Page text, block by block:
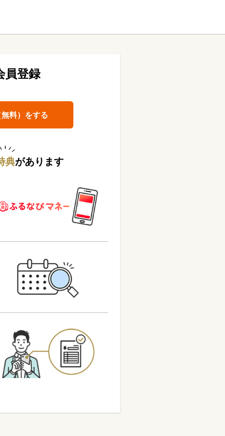
員登録
料）をする
典があります